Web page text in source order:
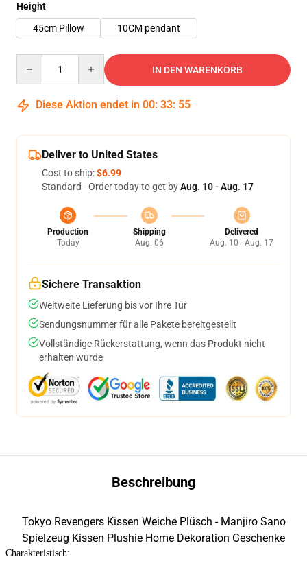
Height
45cm Pillow
10CM pendant
IN DEN WARENKORB
Diese Aktion endet in 00: 33: 54
Deliver to United States
Cost to ship:$6.99
Standard - Order today to get byAug. 10 - Aug. 17
Production
Today
Shipping
Aug. 06
Delivered
Aug. 10 - Aug. 17
Sichere Transaktion
Weltweite Lieferung bis vor Ihre Tür
Sendungsnummer für alle Pakete bereitgestellt
Vollständige Rückerstattung, wenn das Produkt nicht
erhalten wurde
Beschreibung
Tokyo Revengers Kissen Weiche Plüsch - Manjiro Sano
Spielzeug Kissen Plushie Home Dekoration Geschenke
Charakteristisch: